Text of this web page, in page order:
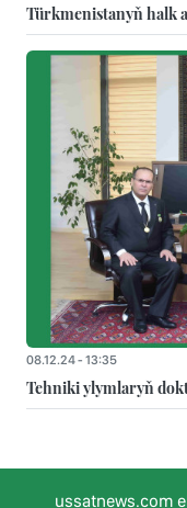
Türkmenistanyň halk
08.12.24 - 13:35
Tehniki ylymlaryň
ussatnews.com